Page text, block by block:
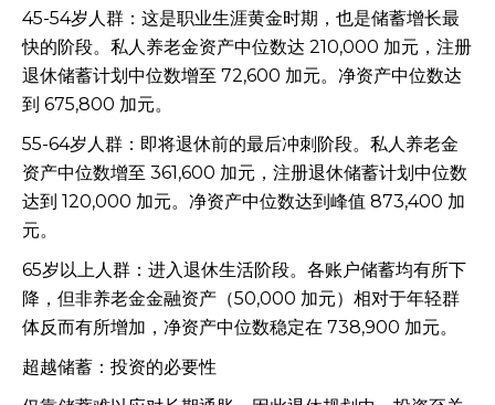
45-54岁人群：这是职业生涯黄金时期，也是储蓄增长最
快的阶段。私人养老金资产中位数达 210,000 加元，注册
退休储蓄计划中位数增至 72,600 加元。净资产中位数达
到 675,800 加元。
55-64岁人群：即将退休前的最后冲刺阶段。私人养老金
资产中位数增至 361,600 加元，注册退休储蓄计划中位数
达到 120,000 加元。净资产中位数达到峰值 873,400 加
元。
65岁以上人群：进入退休生活阶段。各账户储蓄均有所下
降，但非养老金金融资产（50,000 加元）相对于年轻群
体反而有所增加，净资产中位数稳定在 738,900 加元。
超越储蓄：投资的必要性